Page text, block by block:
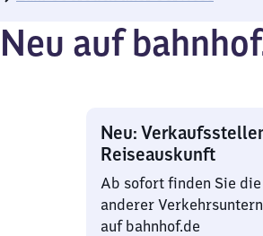
Neu auf
Neu:
Reiseauskunft
Ab sofort finden Sie
anderer
auf bahnhof.de